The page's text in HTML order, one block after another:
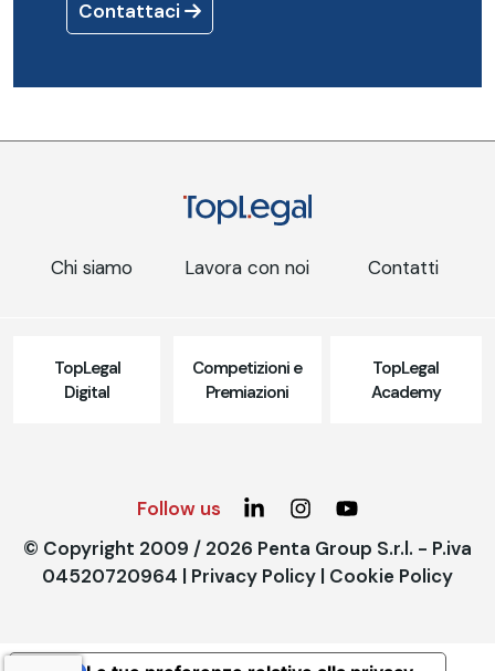
Contattaci
Chi siamo Lavora con noi Contatti
TopLegal
Digital
Competizioni e
Premiazioni
TopLegal
Academy
Follow us
© Copyright 2009 / 2026 Penta Group S.r.l. - P.iva
04520720964 | Privacy Policy | Cookie Policy